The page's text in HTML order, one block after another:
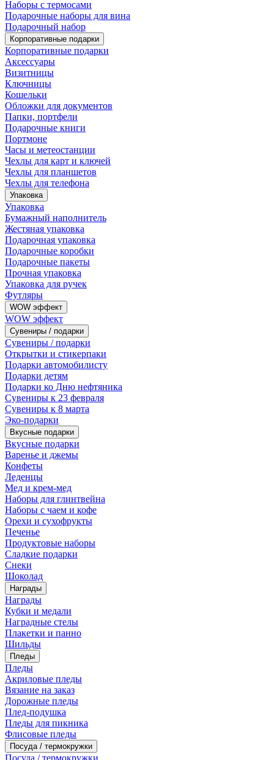
Наборы с термосами
Подарочные наборы для вина
Подарочный набор
Корпоративные подарки
Корпоративные подарки
Аксессуары
Визитницы
Ключницы
Кошельки
Обложки для документов
Папки, портфели
Подарочные книги
Портмоне
Часы и метеостанции
Чехлы для карт и ключей
Чехлы для планшетов
Чехлы для телефона
Упаковка
Упаковка
Бумажный наполнитель
Жестяная упаковка
Подарочная упаковка
Подарочные коробки
Подарочные пакеты
Прочная упаковка
Упаковка для ручек
Футляры
WOW эффект
WOW эффект
Сувениры / подарки
Сувениры / подарки
Открытки и стикерпаки
Подарки автомобилисту
Подарки детям
Подарки ко Дню нефтяника
Сувениры к 23 февраля
Сувениры к 8 марта
Эко-подарки
Вкусные подарки
Вкусные подарки
Варенье и джемы
Конфеты
Леденцы
Мед и крем-мед
Наборы для глинтвейна
Наборы с чаем и кофе
Орехи и сухофрукты
Печенье
Продуктовые наборы
Сладкие подарки
Снеки
Шоколад
Награды
Награды
Кубки и медали
Наградные стелы
Плакетки и панно
Шильды
Пледы
Пледы
Акриловые пледы
Вязание на заказ
Дорожные пледы
Плед-подушка
Пледы для пикника
Флисовые пледы
Посуда / термокружки
Посуда / термокружки